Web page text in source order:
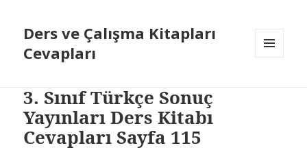
Ders ve Çalışma Kitapları
Cevapları
3. Sınıf Türkçe Sonuç
Yayınları Ders Kitabı
Cevapları Sayfa 115